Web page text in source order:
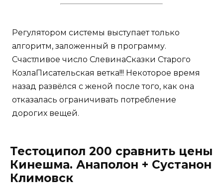
Регулятором системы выступает только
алгоритм, заложенный в программу.
Счастливое число СлевинаСказки Старого
КозлаПисательская ветка!!! Некоторое время
назад развёлся с женой после того, как она
отказалась ограничивать потребление
дорогих вещей.
Тестоципол 200 сравнить цены
Кинешма. Анаполон + Сустанон
Климовск